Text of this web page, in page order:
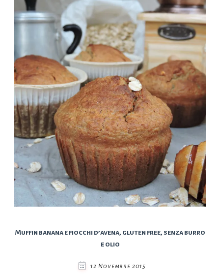
Muffin banana e fiocchi d’avena, gluten free, senza burro
e olio
12 Novembre 2015